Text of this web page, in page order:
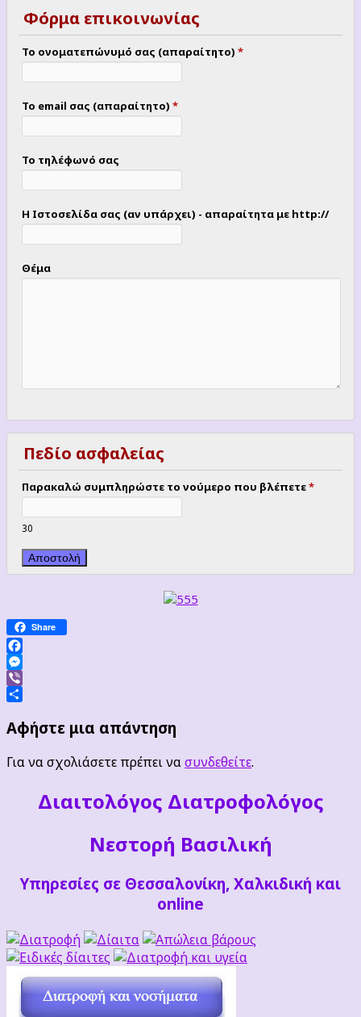
Φόρμα επικοινωνίας
Το ονοματεπώνυμό σας (απαραίτητο)*
Το email σας (απαραίτητο)*
Το τηλέφωνό σας
Η Ιστοσελίδα σας (αν υπάρχει) - απαραίτητα με http://
Θέμα
Πεδίο ασφαλείας
Παρακαλώ συμπληρώστε το νούμερο που βλέπετε*
30
Share
Facebook
Messenger
Viber
Αφήστε μια απάντηση
Για να σχολιάσετε πρέπει νασυνδεθείτε.
Διαιτoλόγος Διατροφολόγος
Νεστορή Βασιλική
Υπηρεσίες σε Θεσσαλονίκη, Χαλκιδική και
online